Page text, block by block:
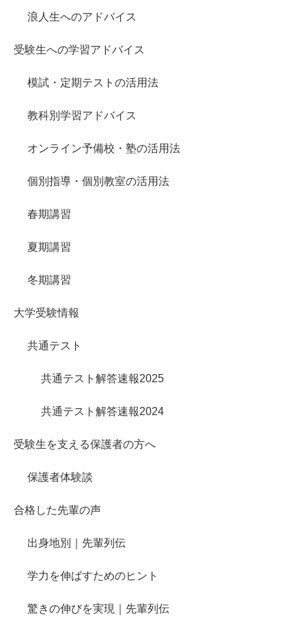
浪人生へのアドバイス
受験生への学習アドバイス
模試・定期テストの活用法
教科別学習アドバイス
オンライン予備校・塾の活用法
個別指導・個別教室の活用法
春期講習
夏期講習
冬期講習
大学受験情報
共通テスト
共通テスト解答速報2025
共通テスト解答速報2024
受験生を支える保護者の方へ
保護者体験談
合格した先輩の声
出身地別｜先輩列伝
学力を伸ばすためのヒント
驚きの伸びを実現｜先輩列伝